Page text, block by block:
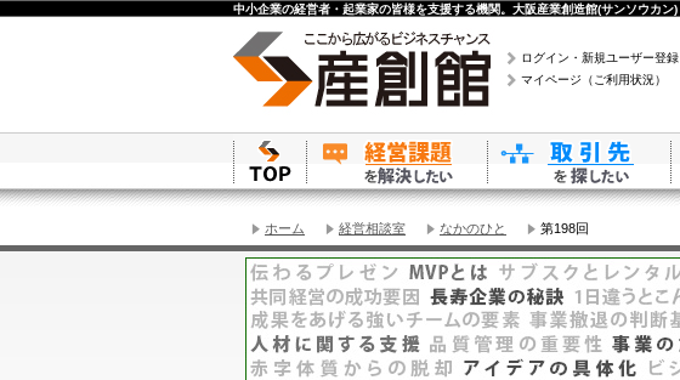
中小企業の経営者・起業家の皆様を支援する機関。大阪産業創造館(サンソウカン)
ログイン・新規ユーザー登録
マイページ（ご利用状況）
ホーム 経営相談室 なかのひと 第198回